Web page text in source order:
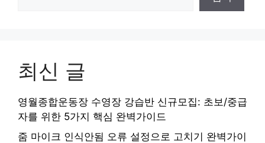
최신 글
영월종합운동장 수영장 강습반 신규모집: 초보/중급
자를 위한 5가지 핵심 완벽가이드
줌 마이크 인식안됨 오류 설정으로 고치기 완벽가이